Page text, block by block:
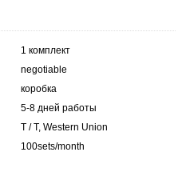
1 комплект
negotiable
коробка
5-8 дней работы
T / T, Western Union
100sets/month